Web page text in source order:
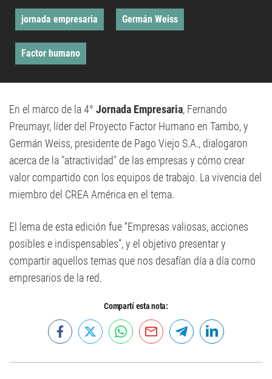
jornada empresaria Germán Weiss
Factor humano
En el marco de la 4° Jornada Empresaria, Fernando
Preumayr, líder del Proyecto Factor Humano en Tambo, y
Germán Weiss, presidente de Pago Viejo S.A., dialogaron
acerca de la "atractividad" de las empresas y cómo crear
valor compartido con los equipos de trabajo. La vivencia del
miembro del CREA América en el tema.
El lema de esta edición fue “Empresas valiosas, acciones
posibles e indispensables”, y el objetivo presentar y
compartir aquellos temas que nos desafían día a día como
empresarios de la red.
Compartí esta nota: